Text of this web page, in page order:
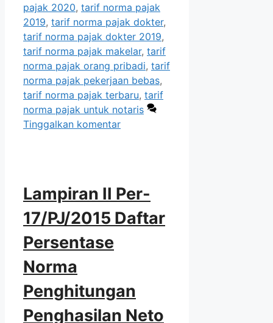
pajak 2020, tarif norma pajak
2019, tarif norma pajak dokter,
tarif norma pajak dokter 2019,
tarif norma pajak makelar, tarif
norma pajak orang pribadi, tarif
norma pajak pekerjaan bebas,
tarif norma pajak terbaru, tarif
norma pajak untuk notaris
Tinggalkan komentar
Lampiran II Per-
17/PJ/2015 Daftar
Persentase
Norma
Penghitungan
Penghasilan Neto